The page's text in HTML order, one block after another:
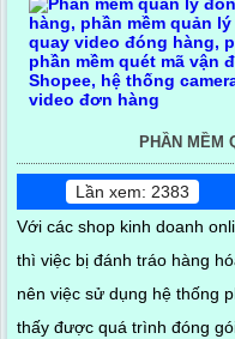
PHẦN MỀM
Lần xem: 2383
Với các shop kinh doanh
thì việc bị đánh tráo hàng
nên việc sử dụng hệ thống
thấy được quá trình đóng